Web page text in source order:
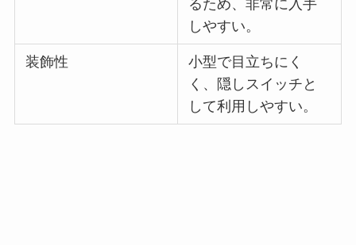
るため、非常に入手
しやすい。
装飾性
小型で目立ちにく
く、隠しスイッチと
して利用しやすい。